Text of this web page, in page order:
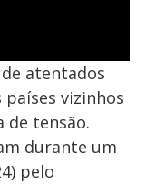
atentados
vizinhos
de tensão.
durante um
pelo